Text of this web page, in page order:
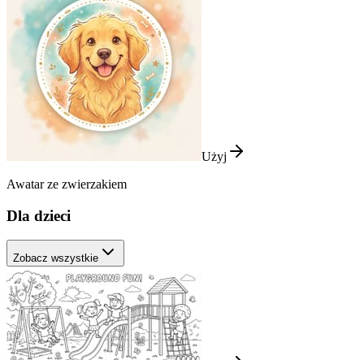
Użyj
Awatar ze zwierzakiem
Dla dzieci
Zobacz wszystkie